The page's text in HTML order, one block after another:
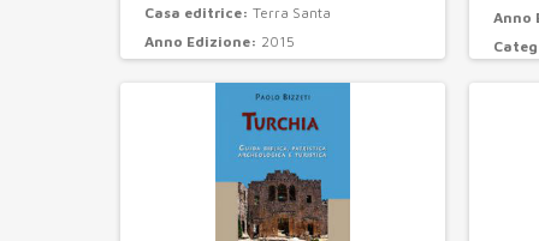
Casa editrice: Terra Santa
Anno Edizione: 2015
Anno